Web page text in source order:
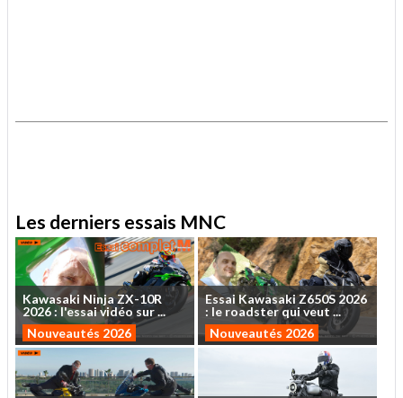
Les derniers essais MNC
Kawasaki NinjaZX-10R
2026: l'essaividéo sur...
Nouveautés 2026
Essai Kawasaki Z650S 2026
: le roadsterquiveut ...
Nouveautés 2026